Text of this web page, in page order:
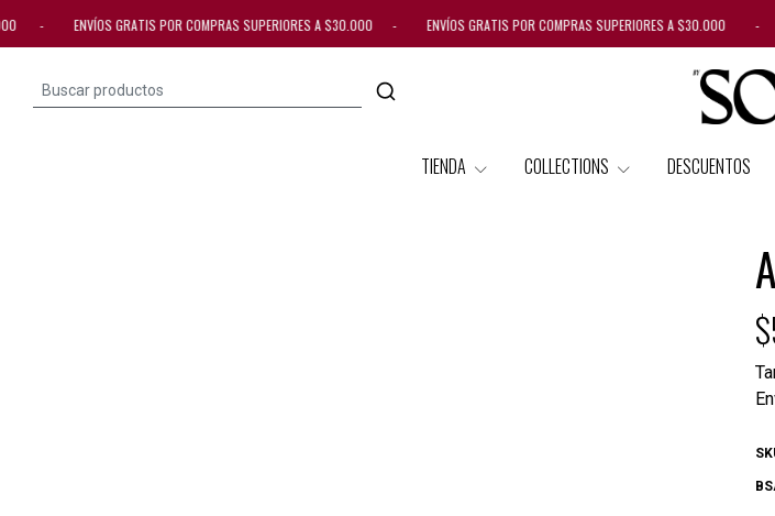
- ENVÍOS GRATIS POR COMPRAS SUPERIORES A $30.000 - ENVÍOS GRATIS POR COMPRAS SUPERIORES A
TIENDA COLLECTIONS DESCUENTOS